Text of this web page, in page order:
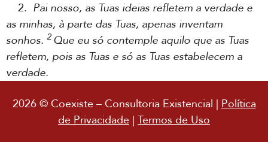
2. Pai nosso, as Tuas ideias refletem a verdade e
as minhas, à parte das Tuas, apenas inventam
sonhos. 2 Que eu só contemple aquilo que as Tuas
refletem, pois as Tuas e só as Tuas estabelecem a
verdade.
2026 © Coexiste – Consultoria Existencial |Política
de Privacidade | Termos de Uso